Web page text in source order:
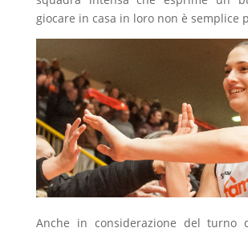
giocare in casa in loro non è semplice
Anche in considerazione del turno